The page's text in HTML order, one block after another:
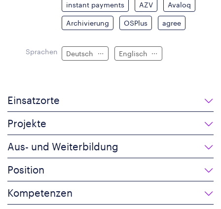
instant payments AZV Avaloq
Archivierung OSPlus agree
Sprachen Deutsch Englisch
Einsatzorte
Projekte
Aus- und Weiterbildung
Position
Kompetenzen